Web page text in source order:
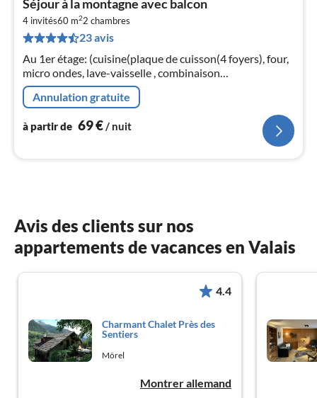
Séjour à la montagne avec balcon
4 invités60 m22 chambres
23 avis
Au 1er étage: (cuisine(plaque de cuisson(4 foyers), four,
micro ondes, lave-vaisselle , combinaison
réfrigérateur/congélateur), cuisine ouverte(four, lave-
vaisselle )
Annulation gratuite
à partir de 69€/ nuit
Avis des clients sur nos
appartements de vacances en Valais
4.4
Charmant Chalet Près des
Sentiers
Mörel
Montrer allemand